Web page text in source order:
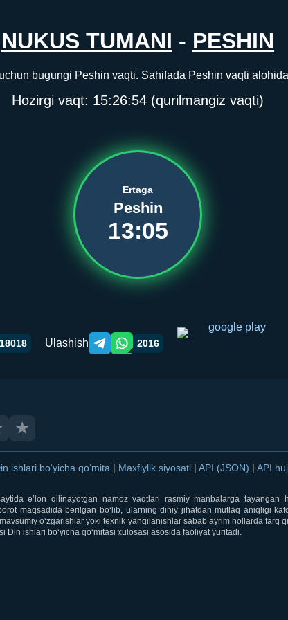
NUKUS TUMANI - PESHIN
bugungi Peshin vaqti. Sahifada Peshin vaqti
Hozirgi vaqt: 15:26:54 (qurilmangiz vaqti)
Ertaga
Peshin
13:05
18018 Ulashish Telegram orqali ulashish
WhatsApp orqali ulashish
2016
★
ishlari bo‘yicha qo‘mita | Maxfiylik siyosati | API (JSON) | API
e’lon qilinayotgan namoz vaqtlari rasmiy manbalarga tayangan
maqsadida berilgan bo‘lib, ularning diniy jihatdan mutlaq aniqligi
o‘zgarishlar yoki texnik yangilanishlar sabab ayrim hollarda farq
Din ishlari bo‘yicha qo‘mitasi xulosasi asosida faoliyat yuritadi.